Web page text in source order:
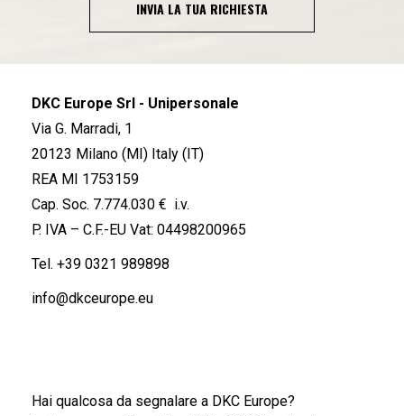
INVIA LA TUA RICHIESTA
DKC Europe Srl - Unipersonale
Via G. Marradi, 1
20123 Milano (MI) Italy (IT)
REA MI 1753159
Cap. Soc. 7.774.030 € i.v.
P. IVA – C.F.-EU Vat: 04498200965
Tel. +39 0321 989898
info@dkceurope.eu
Hai qualcosa da segnalare a DKC Europe?